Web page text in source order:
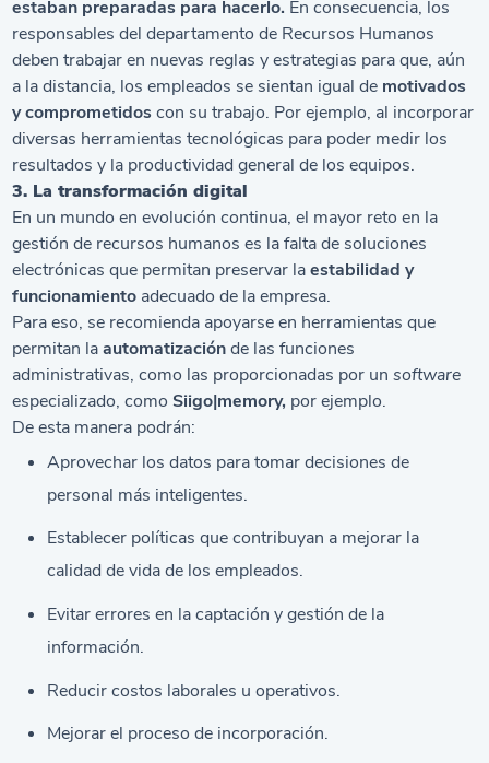
estaban preparadas para hacerlo. En consecuencia, los
responsables del departamento de Recursos Humanos
deben trabajar en nuevas reglas y estrategias para que, aún
a la distancia, los empleados se sientan igual de motivados
y comprometidoscon su trabajo. Por ejemplo, al incorporar
diversas herramientas tecnológicas para poder medir los
resultados y la productividad general de los equipos.
3. La transformación digital
En un mundo en evolución continua, el mayor reto en la
gestión de recursos humanos es la falta de soluciones
electrónicas que permitan preservar laestabilidad y
funcionamiento adecuado de la empresa.
Para eso, se recomienda apoyarse en herramientas que
permitan laautomatizaciónde las funciones
administrativas, como las proporcionadas por unsoftware
especializado, comoSiigo|memory, por ejemplo.
De esta manera podrán:
Aprovechar los datos para tomar decisiones de
personal más inteligentes.
Establecer políticas que contribuyan a mejorar la
calidad de vida de los empleados.
Evitar errores en la captación y gestión de la
información.
Reducir costos laborales u operativos.
Mejorar el proceso de incorporación.